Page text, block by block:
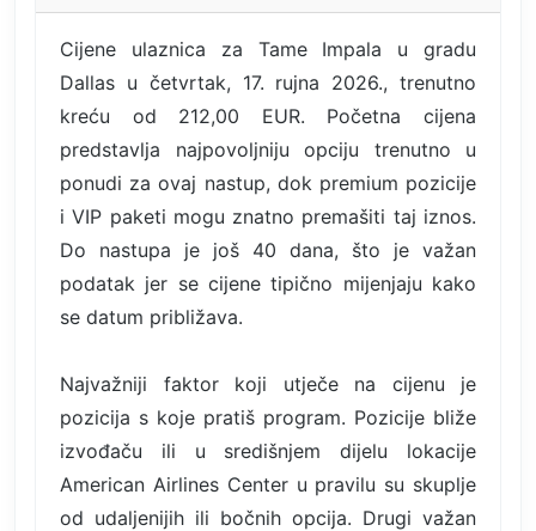
Cijene ulaznica za Tame Impala u gradu
Dallas u četvrtak, 17. rujna 2026., trenutno
kreću od 212,00 EUR. Početna cijena
predstavlja najpovoljniju opciju trenutno u
ponudi za ovaj nastup, dok premium pozicije
i VIP paketi mogu znatno premašiti taj iznos.
Do nastupa je još 40 dana, što je važan
podatak jer se cijene tipično mijenjaju kako
se datum približava.
Najvažniji faktor koji utječe na cijenu je
pozicija s koje pratiš program. Pozicije bliže
izvođaču ili u središnjem dijelu lokacije
American Airlines Center u pravilu su skuplje
od udaljenijih ili bočnih opcija. Drugi važan